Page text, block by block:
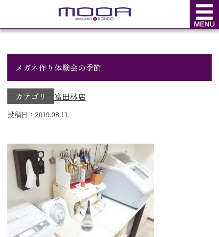
BLOG
メガネ作り体験会の季節
カテゴリ 富田林店
投稿日：2019.08.11.